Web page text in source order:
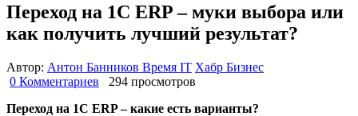
Переход на 1С ERP – муки выбора или
как получить лучший результат?
Автор: Антон Банников Время IT Хабр Бизнес
0 Комментариев
294 просмотров
Переход на 1С ERP – какие есть варианты?